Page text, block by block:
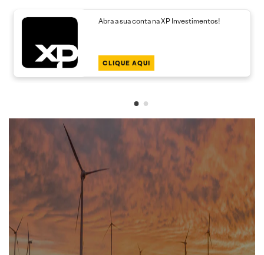
Abra a sua conta na XP Investimentos!
CLIQUE AQUI